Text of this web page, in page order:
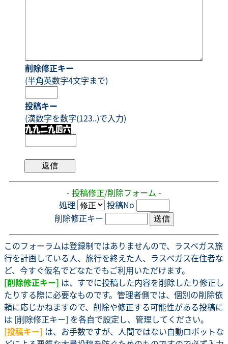
削除修正キー
(半角英数字4文字まで)
投稿キー
(漢数字を数字(123..)で入力)
- 投稿修正/削除フォーム -
処理
投稿No
削除修正キー
このフォーラムは登録制ではありませんので、ラスベガス旅
行を計画している人、旅行を終えた人、ラスベガス在住者な
ど、今すぐ仮名でどなたでもご利用いただけます。
[削除修正キー] は、すでに投稿した内容を削除したり修正し
たりする際に必要なものです。管理者側では、個別の削除依
頼に応じかねますので、削除や修正する可能性がある投稿に
は [削除修正キー] を各自で設定し、管理してください。
[投稿キー] は、お手数ですが、人間ではない自動ロボットな